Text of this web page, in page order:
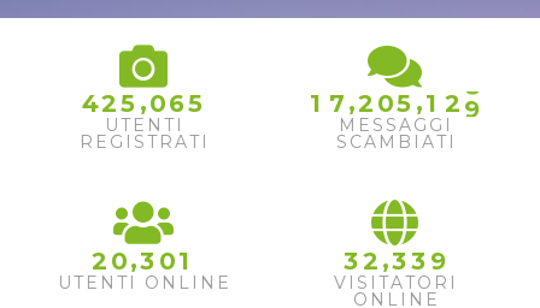
425 ,065
UTENTI
REGISTRATI
1 7 ,2 05 ,1 2 9
MESSAGGI
SCAMBIATI
2 0,3 01
UTENTI ONLINE
32 ,33 9
VISITATORI
ONLINE